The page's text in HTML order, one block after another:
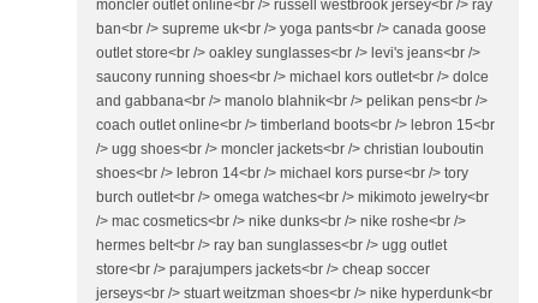
moncler outlet online<br /> russell westbrook jersey<br /> ray
ban<br /> supreme uk<br /> yoga pants<br /> canada goose
outlet store<br /> oakley sunglasses<br /> levi's jeans<br />
saucony running shoes<br /> michael kors outlet<br /> dolce
and gabbana<br /> manolo blahnik<br /> pelikan pens<br />
coach outlet online<br /> timberland boots<br /> lebron 15<br
/> ugg shoes<br /> moncler jackets<br /> christian louboutin
shoes<br /> lebron 14<br /> michael kors purse<br /> tory
burch outlet<br /> omega watches<br /> mikimoto jewelry<br
/> mac cosmetics<br /> nike dunks<br /> nike roshe<br />
hermes belt<br /> ray ban sunglasses<br /> ugg outlet
store<br /> parajumpers jackets<br /> cheap soccer
jerseys<br /> stuart weitzman shoes<br /> nike hyperdunk<br